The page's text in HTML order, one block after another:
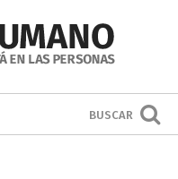
BUSCAR